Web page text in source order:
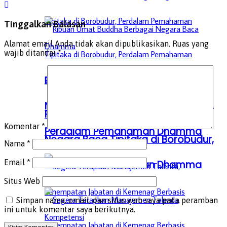
Ribuan Umat Buddha Berbagai
Negara Baca Tipitaka di Borobudur,
Perdalam Pemahaman Dhamma
Ribuan Umat Buddha Berbagai
Negara Baca Tipitaka di Borobudur,
Perdalam Pemahaman Dhamma
Tinggalkan Balasan
Alamat email Anda tidak akan dipublikasikan. Ruas yang
wajib ditandai*
Komentar *
Nama *
Email *
Situs Web
Simpan nama, email, dan situs web saya pada peramban
ini untuk komentar saya berikutnya.